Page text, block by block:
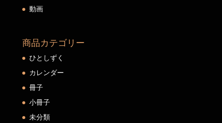
動画
商品カテゴリー
ひとしずく
カレンダー
冊子
小冊子
未分類